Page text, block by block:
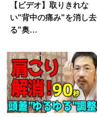
【ビデオ】取りきれな
い"背中の痛み"を消し去
る"奥…